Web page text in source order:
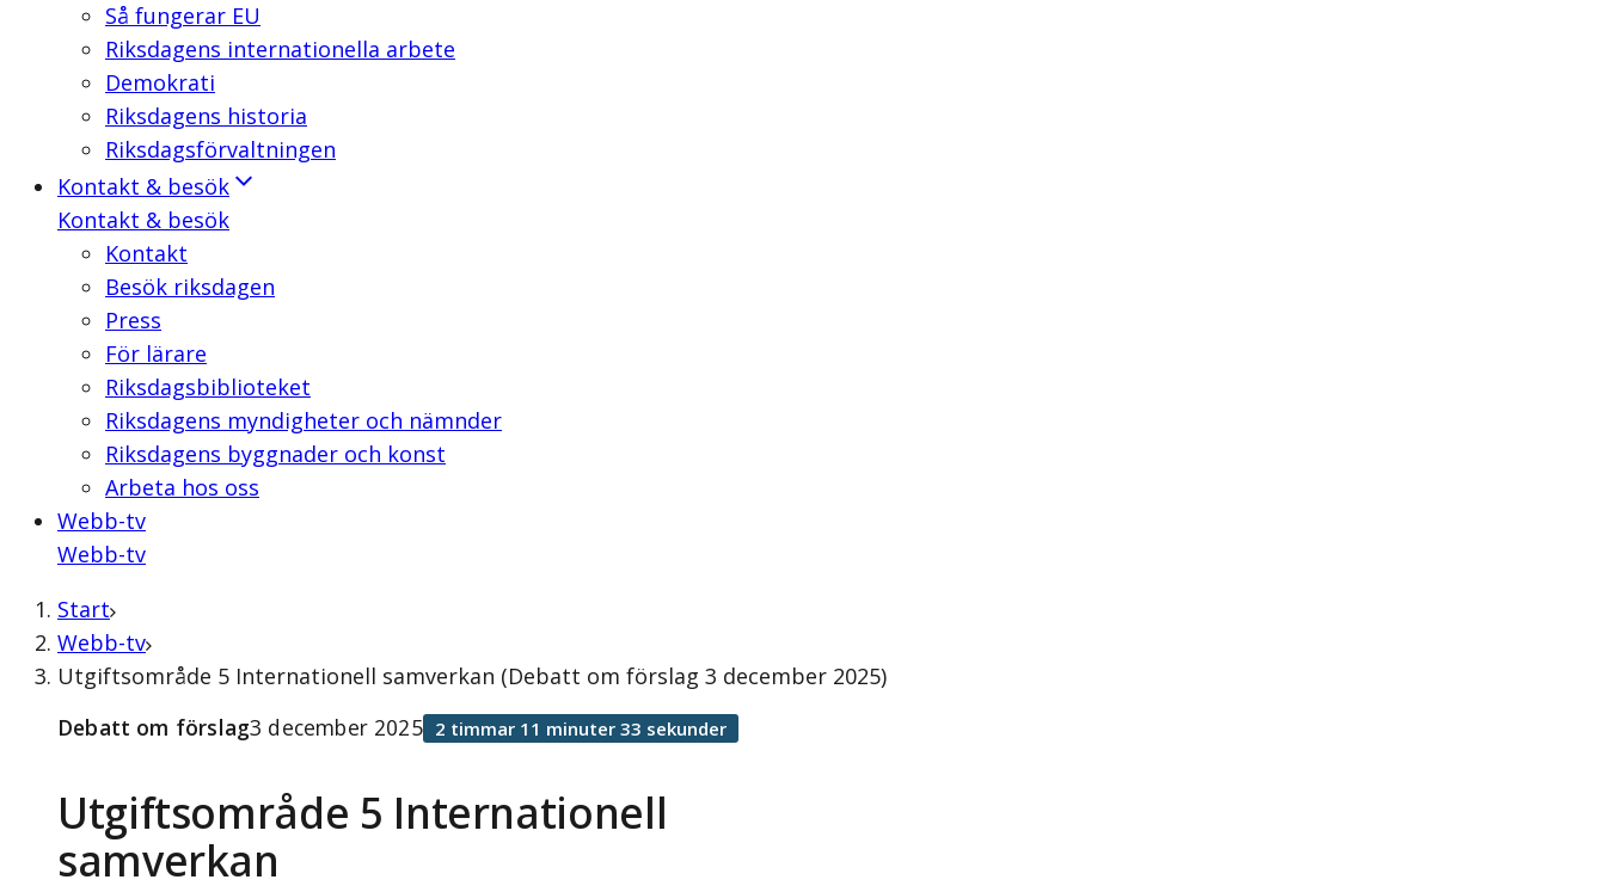
Så fungerar EU
Riksdagens internationella arbete
Demokrati
Riksdagens historia
Riksdagsförvaltningen
Kontakt & besök
Kontakt & besök
Kontakt
Besök riksdagen
Press
För lärare
Riksdagsbiblioteket
Riksdagens myndigheter och nämnder
Riksdagens byggnader och konst
Arbeta hos oss
Webb-tv
Webb-tv
Start
Webb-tv
Utgiftsområde 5 Internationell samverkan (Debatt om förslag 3 december 2025)
Utgiftsområde 5 Internationell
samverkan
Debatt om förslag3 december 2025 2 timmar 11 minuter 33 sekunder